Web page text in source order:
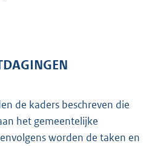
de kaders beschreven die
het gemeentelijke
worden de taken en